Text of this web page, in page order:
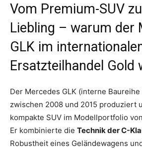
Vom Premium-SUV
Liebling – warum der
GLK im
Ersatzteilhandel Gold
Der Mercedes GLK (interne
zwischen 2008 und 2015 produziert
kompakte SUV im Modellportfolio
Er kombinierte die Technik der C-
Robustheit eines Geländewagens